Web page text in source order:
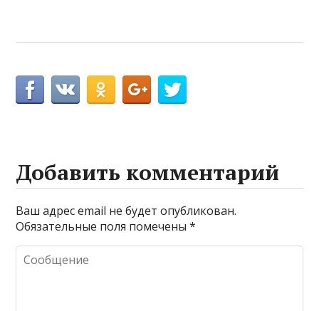
Добавить комментарий
Ваш адрес email не будет опубликован.
Обязательные поля помечены*